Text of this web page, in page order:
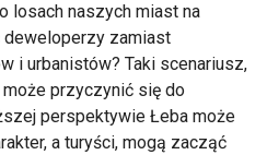
losach naszych miast na
zamiast
i urbanistów? Taki scenariusz,
przyczynić się do
perspektywie Łeba może
a turyści, mogą zacząć